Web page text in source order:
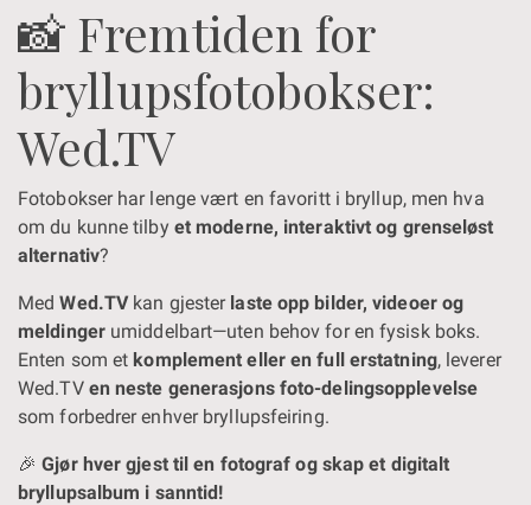
📸 Fremtiden for
bryllupsfotobokser:
Wed.TV
Fotobokser har lenge vært en favoritt i bryllup, men hva
om du kunne tilby et moderne, interaktivt og grenseløst
alternativ?
MedWed.TV kan gjester laste opp bilder, videoer og
meldingerumiddelbart—uten behov for en fysisk boks.
Enten som et komplement eller en full erstatning, leverer
Wed.TV en neste generasjons foto-delingsopplevelse
som forbedrer enhver bryllupsfeiring.
🎉Gjør hver gjest til en fotograf og skap et digitalt
bryllupsalbum i sanntid!